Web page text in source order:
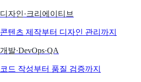
디자인·크리에이티브
콘텐츠 제작부터 디자인 관리까지
개발·DevOps·QA
코드 작성부터 품질 검증까지